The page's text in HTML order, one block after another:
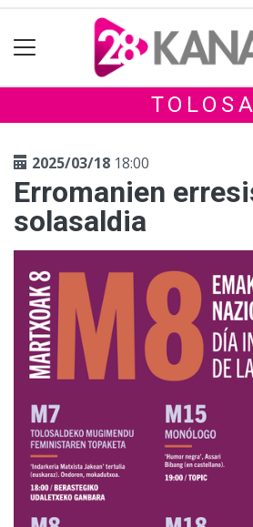
TOLOSA
2025/03/18 18:00
Erromanien
solasaldia